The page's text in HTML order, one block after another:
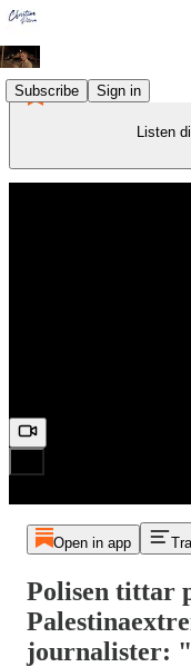
Subscribe Sign in
Listen
Open in app
Polisen tittar
journalister: